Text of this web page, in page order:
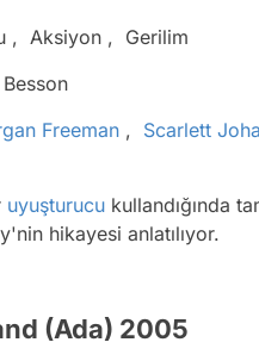
, Aksiyon , Gerilim
Freeman , Scarlett
uyuşturucu kullandığında
hikayesi anlatılıyor.
(Ada) 2005